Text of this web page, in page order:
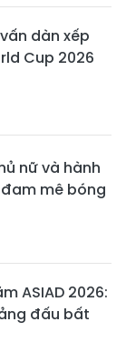
dàn xếp
Cup 2026
nữ và hành
mê bóng
ASIAD 2026:
đấu bất